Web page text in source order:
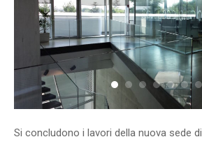
Si concludono i lavori della nuova sede di